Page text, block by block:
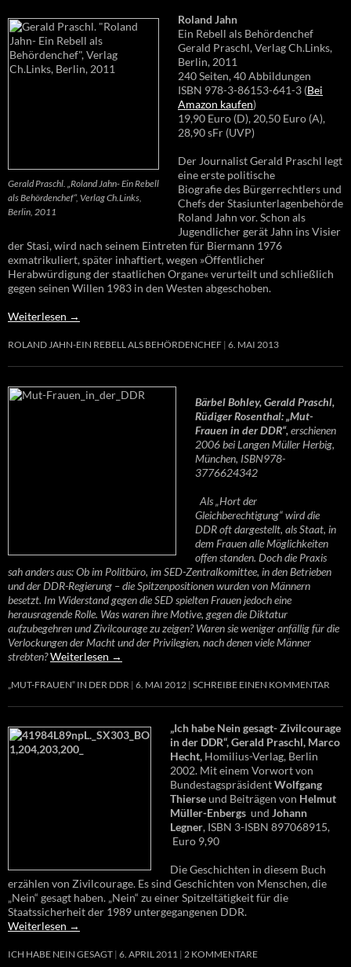
Gerald Praschl. „Roland Jahn- Ein Rebell
als Behördenchef“, Verlag Ch.Links,
Berlin, 2011
Roland Jahn
Ein Rebell als Behördenchef
Gerald Praschl, Verlag Ch.Links,
Berlin, 2011
240 Seiten, 40 Abbildungen
ISBN 978-3-86153-641-3 (Bei
Amazon kaufen)
19,90 Euro (D), 20,50 Euro (A),
28,90 sFr (UVP)
Der Journalist Gerald Praschl legt
eine erste politische
Biografie des Bürgerrechtlers und
Chefs der Stasiunterlagenbehörde
Roland Jahn vor. Schon als
Jugendlicher gerät Jahn ins Visier
der Stasi, wird nach seinem Eintreten für Biermann 1976
exmatrikuliert, später inhaftiert, wegen »Öffentlicher
Herabwürdigung der staatlichen Organe« verurteilt und schließlich
gegen seinen Willen 1983 in den Westen abgeschoben.
Weiterlesen →
ROLAND JAHN-EIN REBELL ALS BEHÖRDENCHEF 6. MAI 2013
Bärbel Bohley, Gerald Praschl,
Rüdiger Rosenthal: „Mut-
Frauen in der DDR“,erschienen
2006 bei Langen Müller Herbig,
München, ISBN978-
3776624342
Als „Hort der
Gleichberechtigung“ wird die
DDR oft dargestellt, als Staat, in
dem Frauen alle Möglichkeiten
offen standen. Doch die Praxis
sah anders aus: Ob im Politbüro, im SED-Zentralkomittee, in den Betrieben
und der DDR-Regierung – die Spitzenpositionen wurden von Männern
besetzt. Im Widerstand gegen die SED spielten Frauen jedoch eine
herausragende Rolle. Was waren ihre Motive, gegen die Diktatur
aufzubegehren und Zivilcourage zu zeigen? Waren sie weniger anfällig für die
Verlockungen der Macht und der Privilegien, nach denen viele Männer
strebten?Weiterlesen →
„MUT-FRAUEN“ IN DER DDR 6. MAI 2012 SCHREIBE EINEN KOMMENTAR
„Ich habe Nein gesagt- Zivilcourage
in der DDR“, Gerald Praschl, Marco
Hecht, Homilius-Verlag, Berlin
2002. Mit einem Vorwort von
BundestagspräsidentWolfgang
Thierseund Beiträgen von Helmut
Müller-Enbergs und Johann
Legner, ISBN 3-ISBN 897068915,
Euro 9,90
Die Geschichten in diesem Buch
erzählen von Zivilcourage. Es sind Geschichten von Menschen, die
„Nein“ gesagt haben. „Nein“ zu einer Spitzeltätigkeit für die
Staatssicherheit der 1989 untergegangenen DDR.
Weiterlesen →
ICH HABE NEIN GESAGT 6. APRIL 2011 2 KOMMENTARE